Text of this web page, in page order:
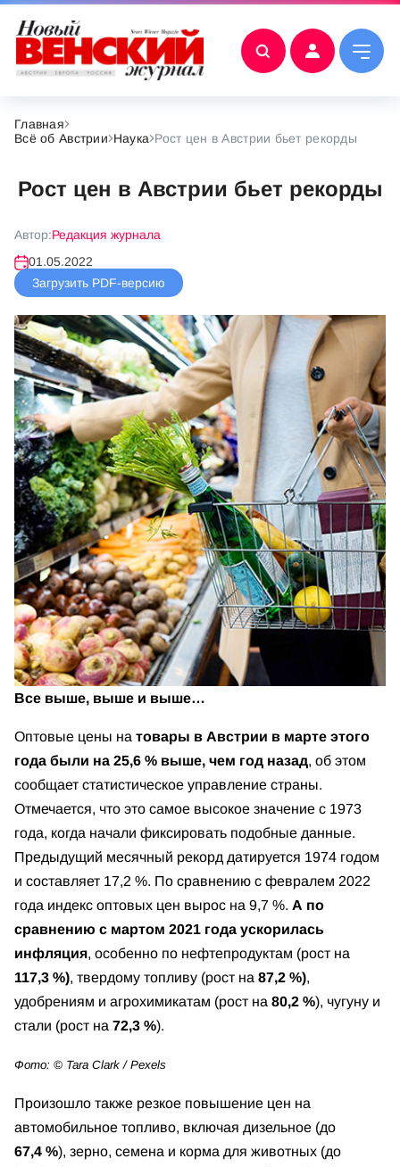
Главная
Всё об Австрии Наука Рост цен в Австрии бьет рекорды
Рост цен в Австрии бьет рекорды
Автор:Редакция журнала
01.05.2022
Загрузить PDF-версию
Все выше, выше и выше…
Оптовые цены на товары в Австрии в марте этого
года были на 25,6 % выше, чем год назад, об этом
сообщает статистическое управление страны.
Отмечается, что это самое высокое значение с 1973
года, когда начали фиксировать подобные данные.
Предыдущий месячный рекорд датируется 1974 годом
и составляет 17,2 %. По сравнению с февралем 2022
года индекс оптовых цен вырос на 9,7 %. А по
сравнению с мартом 2021 года ускорилась
инфляция, особенно по нефтепродуктам (рост на
117,3 %), твердому топливу (рост на 87,2 %),
удобрениям и агрохимикатам (рост на 80,2 %), чугуну и
стали (рост на 72,3 %).
Фото: © Tara Clark / Pexels
Произошло также резкое повышение цен на
автомобильное топливо, включая дизельное (до
67,4 %), зерно, семена и корма для животных (до